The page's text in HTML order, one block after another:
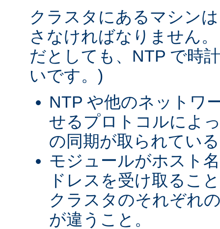
クラスタにあるマシン
さなければなりません
だとしても、NTP で時
いです。)
NTP や他のネットワ
せるプロトコルによ
の同期が取られてい
モジュールがホスト
ドレスを受け取るこ
クラスタのそれぞれ
が違うこと。